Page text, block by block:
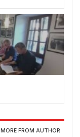
MORE FROM AUTHOR